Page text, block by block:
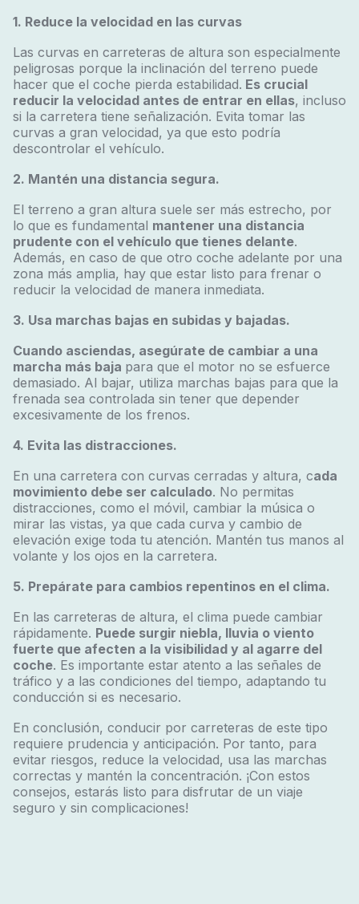
1. Reduce la velocidad en las curvas
Las curvas en carreteras de altura son especialmente
peligrosas porque la inclinación del terreno puede
hacer que el coche pierda estabilidad. Es crucial
reducir la velocidad antes de entrar en ellas, incluso
si la carretera tiene señalización. Evita tomar las
curvas a gran velocidad, ya que esto podría
descontrolar el vehículo.
2. Mantén una distancia segura.
El terreno a gran altura suele ser más estrecho, por
lo que es fundamental mantener una distancia
prudente con el vehículo que tienes delante.
Además, en caso de que otro coche adelante por una
zona más amplia, hay que estar listo para frenar o
reducir la velocidad de manera inmediata.
3. Usa marchas bajas en subidas y bajadas.
Cuando asciendas, asegúrate de cambiar a una
marcha más baja para que el motor no se esfuerce
demasiado. Al bajar, utiliza marchas bajas para que la
frenada sea controlada sin tener que depender
excesivamente de los frenos.
4. Evita las distracciones.
En una carretera con curvas cerradas y altura, cada
movimiento debe ser calculado. No permitas
distracciones, como el móvil, cambiar la música o
mirar las vistas, ya que cada curva y cambio de
elevación exige toda tu atención. Mantén tus manos al
volante y los ojos en la carretera.
5. Prepárate para cambios repentinos en el clima.
En las carreteras de altura, el clima puede cambiar
rápidamente. Puede surgir niebla, lluvia o viento
fuerte que afecten a la visibilidad y al agarre del
coche. Es importante estar atento a las señales de
tráfico y a las condiciones del tiempo, adaptando tu
conducción si es necesario.
En conclusión, conducir por carreteras de este tipo
requiere prudencia y anticipación. Por tanto, para
evitar riesgos, reduce la velocidad, usa las marchas
correctas y mantén la concentración. ¡Con estos
consejos, estarás listo para disfrutar de un viaje
seguro y sin complicaciones!